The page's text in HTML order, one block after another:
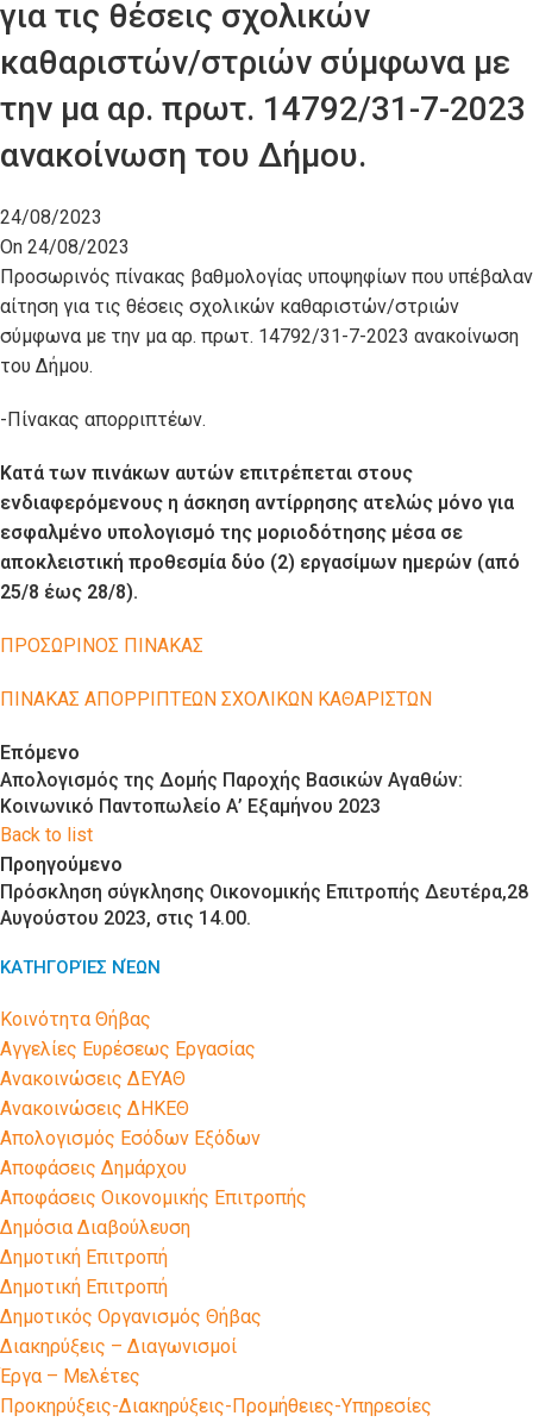
για τις θέσεις σχολικών
καθαριστών/στριών σύμφωνα με
την μα αρ. πρωτ. 14792/31-7-2023
ανακοίνωση του Δήμου.
24/08/2023
On 24/08/2023
Προσωρινός πίνακας βαθμολογίας υποψηφίων που υπέβαλαν
αίτηση για τις θέσεις σχολικών καθαριστών/στριών
σύμφωνα με την μα αρ. πρωτ. 14792/31-7-2023 ανακοίνωση
του Δήμου.
-Πίνακας απορριπτέων.
Κατά των πινάκων αυτών επιτρέπεται στους
ενδιαφερόμενους η άσκηση αντίρρησης ατελώς μόνο για
εσφαλμένο υπολογισμό της μοριοδότησης μέσα σε
αποκλειστική προθεσμία δύο (2) εργασίμων ημερών (από
25/8 έως 28/8).
ΠΡΟΣΩΡΙΝΟΣ ΠΙΝΑΚΑΣ
ΠΙΝΑΚΑΣ ΑΠΟΡΡΙΠΤΕΩΝ ΣΧΟΛΙΚΩΝ ΚΑΘΑΡΙΣΤΩΝ
Επόμενο
Απολογισμός της Δομής Παροχής Βασικών Αγαθών:
Κοινωνικό Παντοπωλείο Α’ Εξαμήνου 2023
Back to list
Προηγούμενο
Πρόσκληση σύγκλησης Οικονομικής Επιτροπής Δευτέρα,28
Αυγούστου 2023, στις 14.00.
ΚΑΤΗΓΟΡΊΕΣ ΝΈΩΝ
Kοινότητα Θήβας
Αγγελίες Ευρέσεως Εργασίας
Ανακοινώσεις ΔΕΥΑΘ
Ανακοινώσεις ΔΗΚΕΘ
Απολογισμός Εσόδων Εξόδων
Αποφάσεις Δημάρχου
Αποφάσεις Οικονομικής Επιτροπής
Δημόσια Διαβούλευση
Δημοτική Επιτροπή
Δημοτική Επιτροπή
Δημοτικός Οργανισμός Θήβας
Διακηρύξεις – Διαγωνισμοί
Έργα – Μελέτες
Προκηρύξεις-Διακηρύξεις-Προμήθειες-Υπηρεσίες